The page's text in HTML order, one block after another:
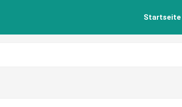
Startseite